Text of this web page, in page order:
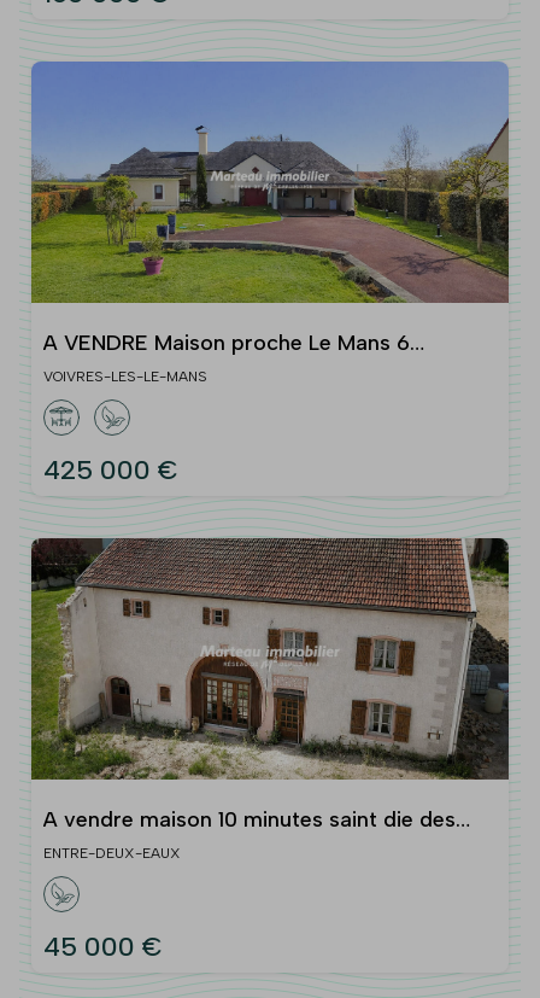
A VENDRE Maison proche Le Mans 6
pièce(s) 174.33 m2
VOIVRES-LES-LE-MANS
425 000 €
A vendre maison 10 minutes saint die des
vosges 138 m2
ENTRE-DEUX-EAUX
45 000 €